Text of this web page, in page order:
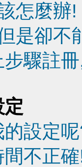
怎麼辦!
是卻不
驟註
設定
不正